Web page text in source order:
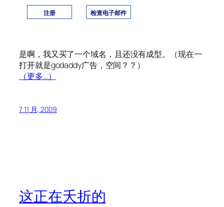
注册 检查电子邮件
是啊，我又买了一个域名，且还没有成型。（现在一
打开就是godaddy广告，空间？？）
（更多…）
7 11 月, 2009
这正在夭折的